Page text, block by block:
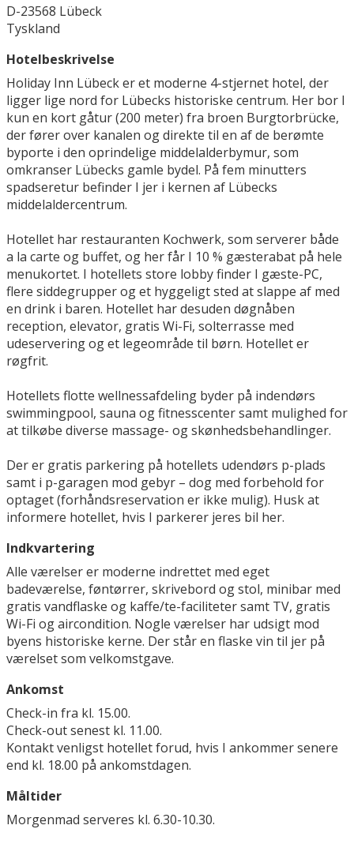
D-23568 Lübeck
Tyskland
Hotelbeskrivelse
Holiday Inn Lübeck er et moderne 4-stjernet hotel, der
ligger lige nord for Lübecks historiske centrum. Her bor I
kun en kort gåtur (200 meter) fra broen Burgtorbrücke,
der fører over kanalen og direkte til en af de berømte
byporte i den oprindelige middelalderbymur, som
omkranser Lübecks gamle bydel. På fem minutters
spadseretur befinder I jer i kernen af Lübecks
middelaldercentrum.
Hotellet har restauranten Kochwerk, som serverer både
a la carte og buffet, og her får I 10 % gæsterabat på hele
menukortet. I hotellets store lobby finder I gæste-PC,
flere siddegrupper og et hyggeligt sted at slappe af med
en drink i baren. Hotellet har desuden døgnåben
reception, elevator, gratis Wi-Fi, solterrasse med
udeservering og et legeområde til børn. Hotellet er
røgfrit.
Hotellets flotte wellnessafdeling byder på indendørs
swimmingpool, sauna og fitnesscenter samt mulighed for
at tilkøbe diverse massage- og skønhedsbehandlinger.
Der er gratis parkering på hotellets udendørs p-plads
samt i p-garagen mod gebyr – dog med forbehold for
optaget (forhåndsreservation er ikke mulig). Husk at
informere hotellet, hvis I parkerer jeres bil her.
Indkvartering
Alle værelser er moderne indrettet med eget
badeværelse, føntørrer, skrivebord og stol, minibar med
gratis vandflaske og kaffe/te-faciliteter samt TV, gratis
Wi-Fi og aircondition. Nogle værelser har udsigt mod
byens historiske kerne. Der står en flaske vin til jer på
værelset som velkomstgave.
Ankomst
Check-in fra kl. 15.00.
Check-out senest kl. 11.00.
Kontakt venligst hotellet forud, hvis I ankommer senere
end kl. 18.00 på ankomstdagen.
Måltider
Morgenmad serveres kl. 6.30-10.30.